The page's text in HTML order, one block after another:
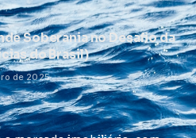
Soberania no Desafio da
do Brasil)
de 2025